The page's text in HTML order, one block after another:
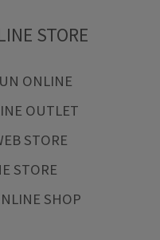
STORE
ONLINE
OUTLET
STORE
STORE
SHOP